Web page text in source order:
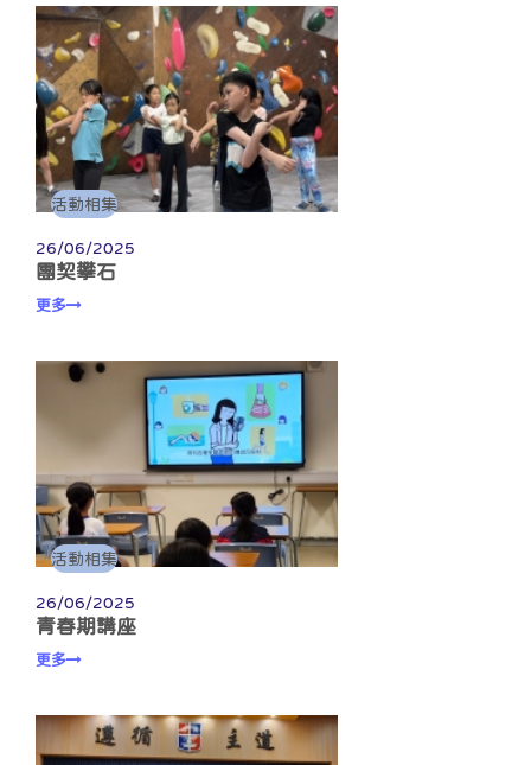
活動相集
26/06/2025
團契攀石
更多
活動相集
26/06/2025
青春期講座
更多